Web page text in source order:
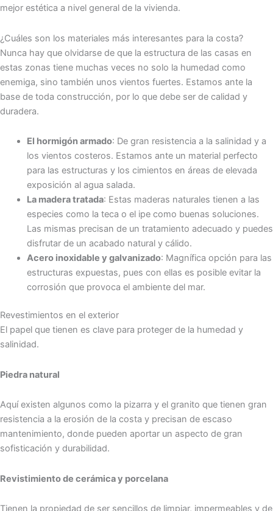
mejor estética a nivel general de la vivienda.
¿Cuáles son los materiales más interesantes para la costa?
Nunca hay que olvidarse de que la estructura de las casas en
estas zonas tiene muchas veces no solo la humedad como
enemiga, sino también unos vientos fuertes. Estamos ante la
base de toda construcción, por lo que debe ser de calidad y
duradera.
El hormigón armado: De gran resistencia a la salinidad y a
los vientos costeros. Estamos ante un material perfecto
para las estructuras y los cimientos en áreas de elevada
exposición al agua salada.
La madera tratada: Estas maderas naturales tienen a las
especies como la teca o el ipe como buenas soluciones.
Las mismas precisan de un tratamiento adecuado y puedes
disfrutar de un acabado natural y cálido.
Acero inoxidable y galvanizado: Magnífica opción para las
estructuras expuestas, pues con ellas es posible evitar la
corrosión que provoca el ambiente del mar.
Revestimientos en el exterior
El papel que tienen es clave para proteger de la humedad y
salinidad.
Piedra natural
Aquí existen algunos como la pizarra y el granito que tienen gran
resistencia a la erosión de la costa y precisan de escaso
mantenimiento, donde pueden aportar un aspecto de gran
sofisticación y durabilidad.
Revistimiento de cerámica y porcelana
Tienen la propiedad de ser sencillos de limpiar, impermeables y de